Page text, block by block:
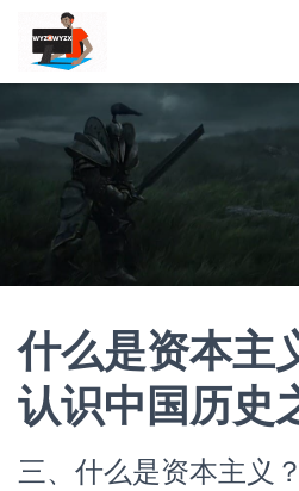
什么是资本
认识中国历史
三、什么是资本主义？